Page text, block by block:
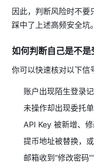
因此，判断风险时不要
踩中了上述高频安全坑。
如何判断自己是不是
你可以快速核对以下信
账户出现陌生登录记
未操作却出现委托
API Key 被新增、修
提币地址被替换，
邮箱收到“修改密码